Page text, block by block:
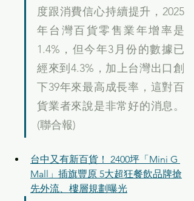
度跟消費信心持續提升，2025
年台灣百貨零售業年增率是
1.4%，但今年3月份的數據已
經來到4.3%，加上台灣出口創
下39年來最高成長率，這對百
貨業者來說是非常好的消息。
(聯合報)
台中又有新百貨！ 2400坪「Mini G
Mall」插旗豐原 5大超狂餐飲品牌搶
先外流、樓層規劃曝光